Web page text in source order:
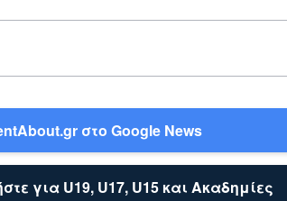
στο Google News
για U19, U17, U15 και Ακαδημίες